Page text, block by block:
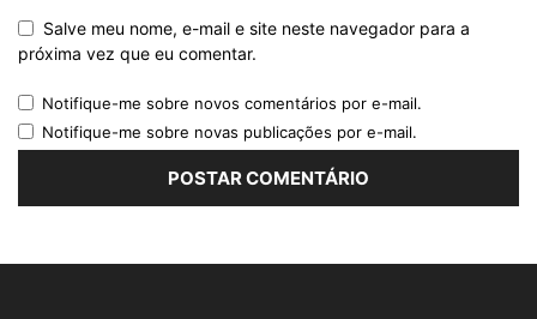
Salve meu nome, e-mail e site neste navegador para a
próxima vez que eu comentar.
Notifique-me sobre novos comentários por e-mail.
Notifique-me sobre novas publicações por e-mail.